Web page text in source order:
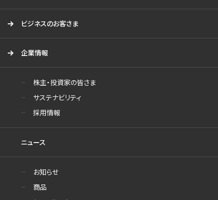
ビジネスのお客さま
企業情報
株主・投資家の皆さま
サステナビリティ
採用情報
ニュース
お知らせ
商品